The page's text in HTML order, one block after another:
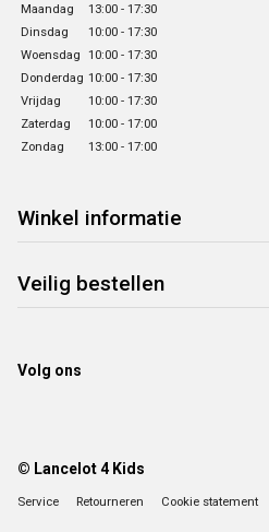
Maandag
13:00 - 17:30
Dinsdag
10:00 - 17:30
Woensdag 10:00 - 17:30
Donderdag 10:00 - 17:30
Vrijdag
10:00 - 17:30
Zaterdag
10:00 - 17:00
Zondag
13:00 - 17:00
Winkel informatie
Veilig bestellen
Volg ons
© Lancelot 4 Kids
Service Retourneren Cookie statement